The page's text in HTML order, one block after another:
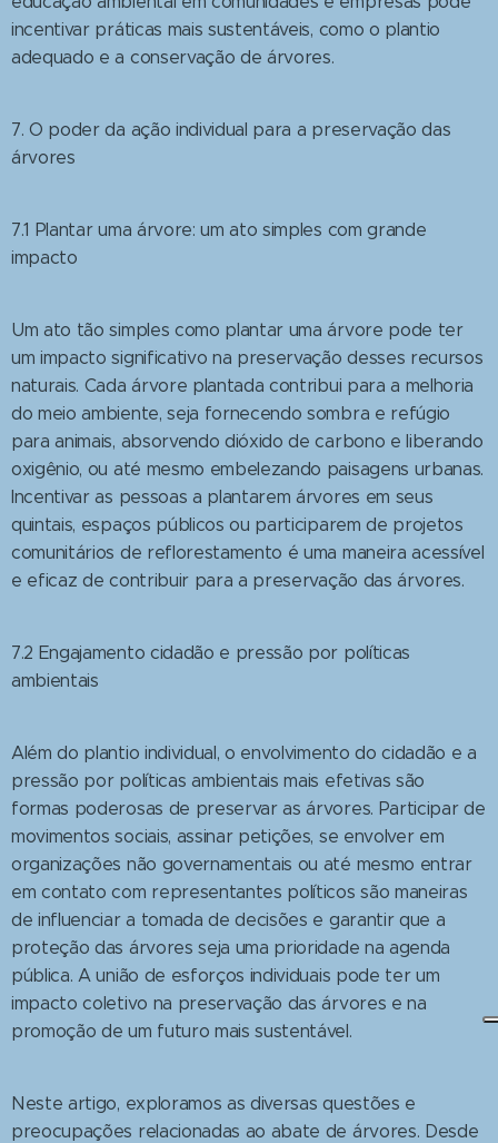
incentivar práticas mais sustentáveis, como o plantio
adequado e a conservação de árvores.
7. O poder da ação individual para a preservação das
árvores
7.1 Plantar uma árvore: um ato simples com grande
impacto
Um ato tão simples como plantar uma árvore pode ter
um impacto significativo na preservação desses recursos
naturais. Cada árvore plantada contribui para a melhoria
do meio ambiente, seja fornecendo sombra e refúgio
para animais, absorvendo dióxido de carbono e liberando
oxigênio, ou até mesmo embelezando paisagens urbanas.
Incentivar as pessoas a plantarem árvores em seus
quintais, espaços públicos ou participarem de projetos
comunitários de reflorestamento é uma maneira acessível
e eficaz de contribuir para a preservação das árvores.
7.2 Engajamento cidadão e pressão por políticas
ambientais
Além do plantio individual, o envolvimento do cidadão e a
pressão por políticas ambientais mais efetivas são
formas poderosas de preservar as árvores. Participar de
movimentos sociais, assinar petições, se envolver em
organizações não governamentais ou até mesmo entrar
em contato com representantes políticos são maneiras
de influenciar a tomada de decisões e garantir que a
proteção das árvores seja uma prioridade na agenda
pública. A união de esforços individuais pode ter um
impacto coletivo na preservação das árvores e na
promoção de um futuro mais sustentável.
Neste artigo, exploramos as diversas questões e
preocupações relacionadas ao abate de árvores. Desde